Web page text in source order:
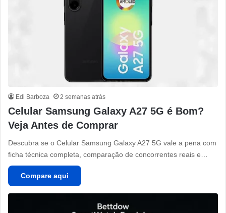
Edi Barboza 2 semanas atrás
Celular Samsung Galaxy A27 5G é Bom?
Veja Antes de Comprar
Descubra se o Celular Samsung Galaxy A27 5G vale a pena com
ficha técnica completa, comparação de concorrentes reais e…
Compare aqui